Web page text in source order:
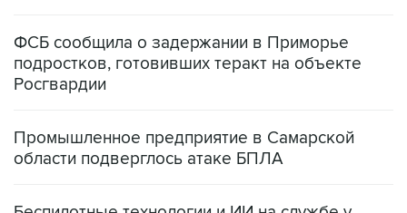
ФСБ сообщила о задержании в Приморье
подростков, готовивших теракт на объекте
Росгвардии
Промышленное предприятие в Самарской
области подверглось атаке БПЛА